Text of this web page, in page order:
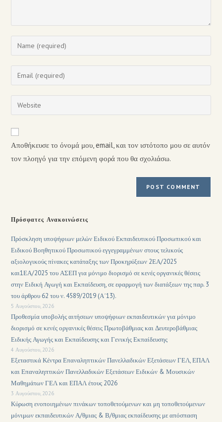
Αποθήκευσε το όνομά μου, email, και τον ιστότοπο μου σε αυτόν
τον πλοηγό για την επόμενη φορά που θα σχολιάσω.
Πρόσφατες Ανακοινώσεις
Πρόσκληση υποψήφιων μελών Ειδικού Εκπαιδευτικού Προσωπικού και
Ειδικού Βοηθητικού Προσωπικού εγγεγραμμένων στους τελικούς
αξιολογικούς πίνακες κατάταξης των Προκηρύξεων 2ΕΑ/2025
και1ΕΑ/2025 του ΑΣΕΠ για μόνιμο διορισμό σε κενές οργανικές θέσεις
στην Ειδική Αγωγή και Εκπαίδευση, σε εφαρμογή των διατάξεων της παρ. 3
του άρθρου 62 του ν. 4589/2019 (Α΄13).
5 Αυγούστου, 2026
Προθεσμία υποβολής αιτήσεων υποψήφιων εκπαιδευτικών για μόνιμο
διορισμό σε κενές οργανικές θέσεις Πρωτοβάθμιας και Δευτεροβάθμιας
Ειδικής Αγωγής και Εκπαίδευσης και Γενικής Εκπαίδευσης
4 Αυγούστου, 2026
Εξεταστικά Κέντρα Επαναληπτικών Πανελλαδικών Εξετάσεων ΓΕΛ, ΕΠΑΛ
και Επαναληπτικών Πανελλαδικών Εξετάσεων Ειδικών & Μουσικών
Μαθημάτων ΓΕΛ και ΕΠΑΛ έτους 2026
3 Αυγούστου, 2026
Κύρωση ενοποιημένων πινάκων τοποθετούμενων και μη τοποθετούμενων
μόνιμων εκπαιδευτικών Α/θμιας & Β/θμιας εκπαίδευσης με απόσπαση